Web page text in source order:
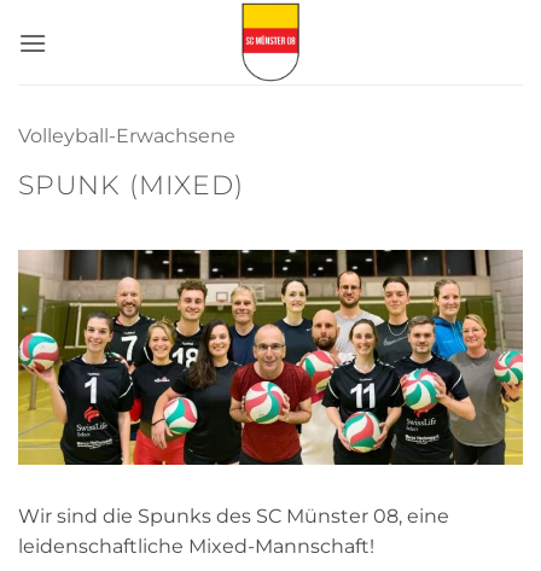
Inhalt
Volleyball-Erwachsene
SPUNK (MIXED)
Wir sind die Spunks des SC Münster 08, eine
leidenschaftliche Mixed-Mannschaft!